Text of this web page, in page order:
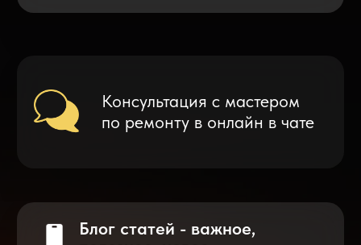
Что делать после замены аккумулятора
на смартфоне?